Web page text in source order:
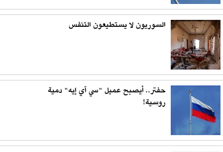
السوريون لا يستطيعون التنفس
حفتر.. أيصبح عميل "سي آي إيه" دمية
روسية!